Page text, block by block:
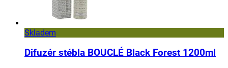
Skladem
Difuzér stébla BOUCLÉ Black Forest 1200ml